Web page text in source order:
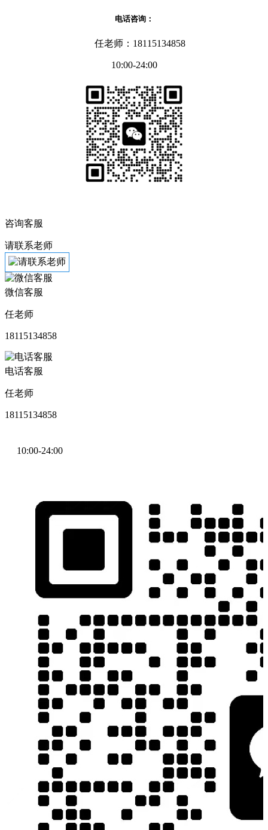
电话咨询：
任老师：18115134858
10:00-24:00
咨询客服
请联系老师
微信客服
任老师
18115134858
电话客服
任老师
18115134858
10:00-24:00